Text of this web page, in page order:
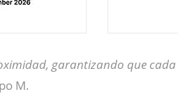
garantizando que
M.